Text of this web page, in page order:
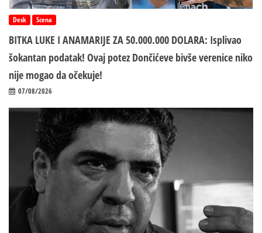
Desk Scena
BITKA LUKE I ANAMARIJE ZA 50.000.000 DOLARA: Isplivao
šokantan podatak! Ovaj potez Dončićeve bivše verenice niko
nije mogao da očekuje!
07/08/2026